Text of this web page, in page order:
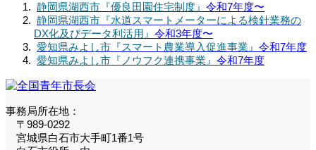
静岡県湖西市『優良田園住宅制度』 令和7年度〜
静岡県湖西市『水道スマートメーターによる検針業務の
DX化及びデータ利活用』 令和3年度〜
愛知県みよし市『スマート農業導入促進事業』 令和7年度
愛知県みよし市『ノウフク連携事業』 令和7年度
事務局所在地：
〒989-0292
宮城県白石市大手町1番1号